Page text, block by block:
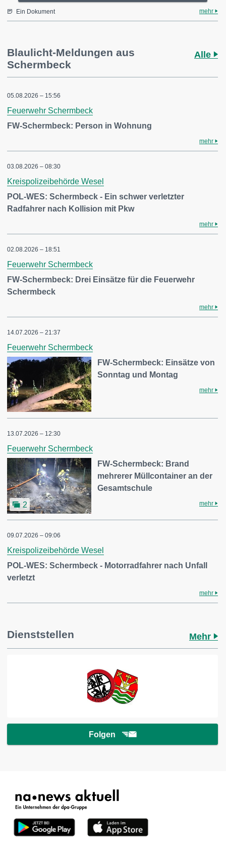
Ein Dokument mehr
Blaulicht-Meldungen aus
Schermbeck
Alle
05.08.2026 – 15:56
Feuerwehr Schermbeck
FW-Schermbeck: Person in Wohnung
mehr
03.08.2026 – 08:30
Kreispolizeibehörde Wesel
POL-WES: Schermbeck - Ein schwer verletzter
Radfahrer nach Kollision mit Pkw
mehr
02.08.2026 – 18:51
Feuerwehr Schermbeck
FW-Schermbeck: Drei Einsätze für die Feuerwehr
Schermbeck
mehr
14.07.2026 – 21:37
Feuerwehr Schermbeck
FW-Schermbeck: Einsätze von
Sonntag und Montag
mehr
13.07.2026 – 12:30
Feuerwehr Schermbeck
2
FW-Schermbeck: Brand
mehrerer Müllcontainer an der
Gesamtschule
mehr
09.07.2026 – 09:06
Kreispolizeibehörde Wesel
POL-WES: Schermbeck - Motorradfahrer nach Unfall
verletzt
mehr
Dienststellen Mehr
Folgen